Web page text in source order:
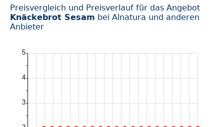
Preisvergleich und Preisverlauf für das Angebot
Knäckebrot Sesam bei Alnatura und anderen
Anbieter